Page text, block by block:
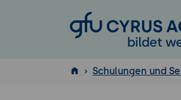
GFU Cyrus AG
Schulungen und